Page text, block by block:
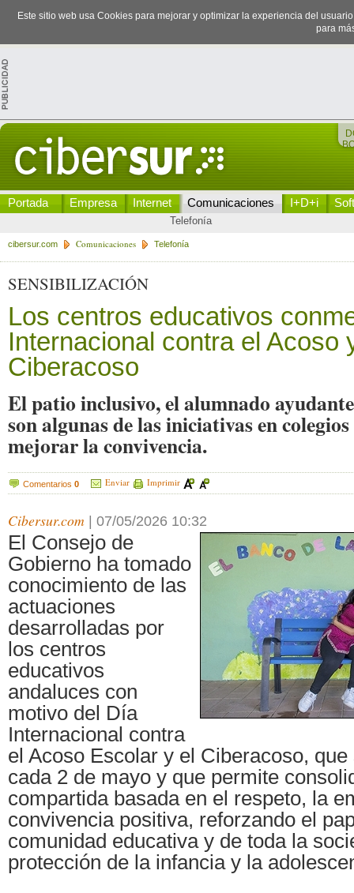
Este sitio web usa Cookies para mejorar y optimizar la experiencia del
para
Portada Empresa Internet Comunicaciones I+D+i
Telefonía
cibersur.com Comunicaciones Telefonía
SENSIBILIZACIÓN
Los centros educativos
Internacional contra el Acoso
Ciberacoso
El patio inclusivo, el alumnado
son algunas de las iniciativas en
mejorar la convivencia.
Comentarios 0 Enviar Imprimir
Cibersur.com 07/05/2026 10:32
El Consejo de
Gobierno ha tomado
conocimiento de las
actuaciones
desarrolladas por
los centros
educativos
andaluces con
motivo del Día
Internacional contra
el Acoso Escolar y el Ciberacoso,
cada 2 de mayo y que permite
compartida basada en el respeto, la
convivencia positiva, reforzando el
comunidad educativa y de toda la
protección de la infancia y la